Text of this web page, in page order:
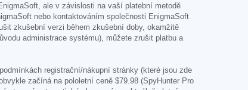
ale v závislosti na vaší platební metodě
nebo kontaktováním společnosti EnigmaSoft
zkušební verzi během zkušební doby, okamžitě
administrace systému), můžete zrušit platbu a
registrační/nákupní stránky (které jsou zde
začíná na pololetní ceně $79.98 (SpyHunter Pro